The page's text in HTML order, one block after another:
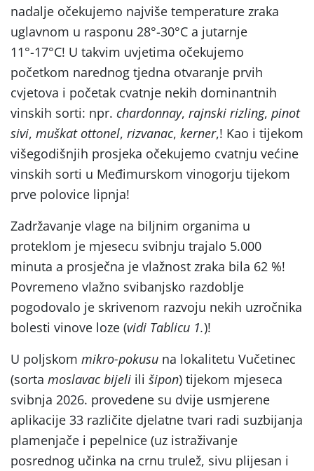
nadalje očekujemo najviše temperature zraka
uglavnom u rasponu 28°-30°C a jutarnje
11°-17°C! U takvim uvjetima očekujemo
početkom narednog tjedna otvaranje prvih
cvjetova i početak cvatnje nekih dominantnih
vinskih sorti: npr. chardonnay, rajnski rizling, pinot
sivi, muškat ottonel, rizvanac, kerner,! Kao i tijekom
višegodišnjih prosjeka očekujemo cvatnju većine
vinskih sorti u Međimurskom vinogorju tijekom
prve polovice lipnja!
Zadržavanje vlage na biljnim organima u
proteklom je mjesecu svibnju trajalo 5.000
minuta a prosječna je vlažnost zraka bila 62 %!
Povremeno vlažno svibanjsko razdoblje
pogodovalo je skrivenom razvoju nekih uzročnika
bolesti vinove loze (vidi Tablicu 1.)!
U poljskom mikro-pokusu na lokalitetu Vučetinec
(sorta moslavac bijeli ili šipon) tijekom mjeseca
svibnja 2026. provedene su dvije usmjerene
aplikacije 33 različite djelatne tvari radi suzbijanja
plamenjače i pepelnice (uz istraživanje
posrednog učinka na crnu trulež, sivu plijesan i